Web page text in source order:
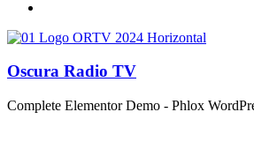
Oscura Radio TV
Complete Elementor Demo - Phlox